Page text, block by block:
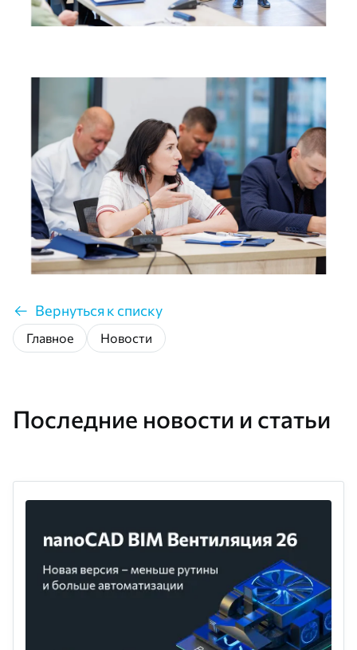
Вернуться к списку
Главное Новости
Последние новости и статьи